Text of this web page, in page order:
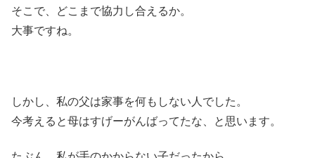
そこで、どこまで協力し合えるか。
大事ですね。
しかし、私の父は家事を何もしない人でした。
今考えると母はすげーがんばってたな、と思います。